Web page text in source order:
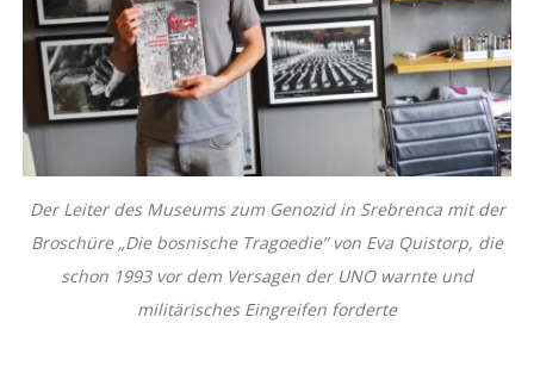
Der Leiter des Museums zum Genozid in Srebrenca mit der
Broschüre „Die bosnische Tragoedie“ von Eva Quistorp, die
schon 1993 vor dem Versagen der UNO warnte und
militärisches Eingreifen forderte